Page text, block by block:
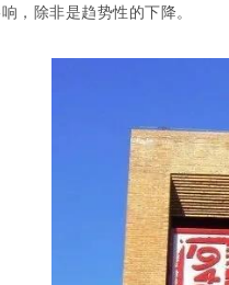
，除非是趋势性的下降。